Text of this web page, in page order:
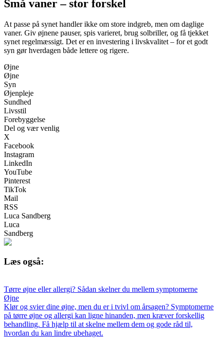
Små vaner – stor forskel
At passe på synet handler ikke om store indgreb, men om daglige
vaner. Giv øjnene pauser, spis varieret, brug solbriller, og få tjekket
synet regelmæssigt. Det er en investering i livskvalitet – for et godt
syn gør hverdagen både lettere og rigere.
Øjne
Øjne
Syn
Øjenpleje
Sundhed
Livsstil
Forebyggelse
Del og vær venlig
X
Facebook
Instagram
LinkedIn
YouTube
Pinterest
TikTok
Mail
RSS
Luca Sandberg
Luca
Sandberg
Læs også:
Tørre øjne eller allergi? Sådan skelner du mellem symptomerne
Øjne
Klør og svier dine øjne, men du er i tvivl om årsagen? Symptomerne
på tørre øjne og allergi kan ligne hinanden, men kræver forskellig
behandling. Få hjælp til at skelne mellem dem og gode råd til,
hvordan du kan lindre ubehaget.